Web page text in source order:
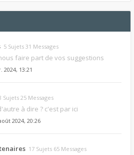
5 Sujets 31 Messages
faire part de vos suggestions
2024, 13:21
Sujets 25 Messages
à dire ? c'est par ici
2024, 20:26
17 Sujets 65 Messages